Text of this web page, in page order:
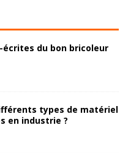
écrites du bon bricoleur
types de matériel
en industrie ?